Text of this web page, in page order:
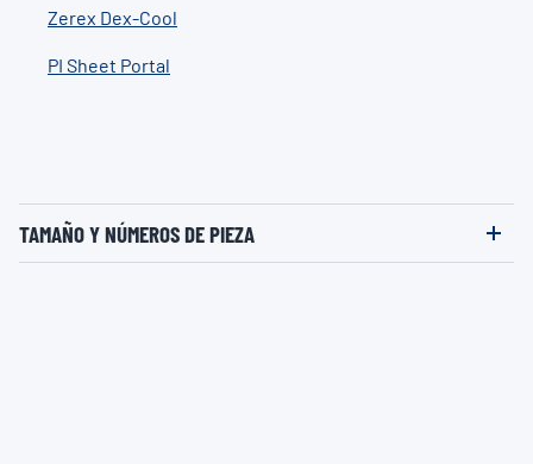
Zerex Dex-Cool
PI Sheet Portal
TAMAÑO Y NÚMEROS DE PIEZA